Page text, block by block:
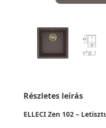
Részletes leírás
ELLECI Zen 102 –